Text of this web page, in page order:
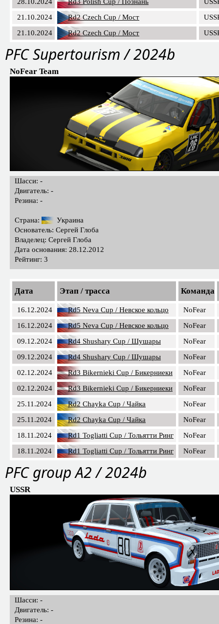
21.10.2024
Rd2 Czech Cup / Мост
21.10.2024
Rd2 Czech Cup / Мост
PFC Supertourism / 2024b
NoFear Team
Шасси: -
Двигатель: -
Резина: -
Страна:
Украина
Основатель: Сергей Глоба
Владелец: Сергей Глоба
Дата основания: 28.12.2012
Рейтинг: 3
Дата Этап / трасса Команда
16.12.2024 Rd5 Neva Cup / Невское кольцо
NoFear
16.12.2024
Rd5 Neva Cup / Невское кольцо
NoFear
09.12.2024
Rd4 Shushary Cup / Шушары
NoFear
09.12.2024
Rd4 Shushary Cup / Шушары
NoFear
02.12.2024
Rd3 Bikernieki Cup / Бикерниеки
NoFear
02.12.2024
Rd3 Bikernieki Cup / Бикерниеки
NoFear
25.11.2024
Rd2 Chayka Cup / Чайка
NoFear
25.11.2024
Rd2 Chayka Cup / Чайка
NoFear
18.11.2024
Rd1 Togliatti Cup / Тольятти Ринг
NoFear
18.11.2024
Rd1 Togliatti Cup / Тольятти Ринг NoFear
PFС group A2 / 2024b
USSR
Шасси: -
Двигатель: -
Резина: -